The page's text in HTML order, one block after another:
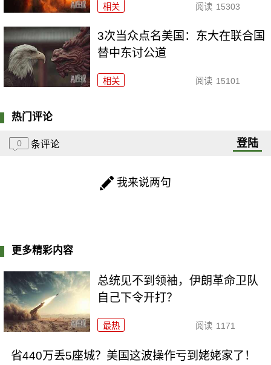
相关 阅读 15303
3次当众点名美国：东大在联合国
替中东讨公道
相关 阅读 15101
热门评论
0 条评论 登陆
我来说两句
更多精彩内容
总统见不到领袖，伊朗革命卫队
自己下令开打？
最热 阅读 1171
省440万丢5座城？美国这波操作亏到姥姥家了！